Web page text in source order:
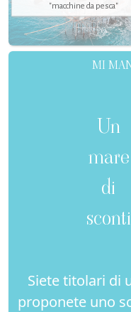
"macchine da pesca"
MI
Un
mare
di
sconti
Siete titolari di
proponete uno